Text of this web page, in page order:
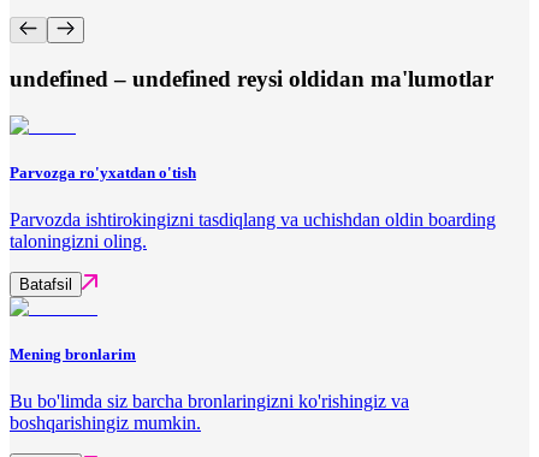
undefined – undefined reysi oldidan ma'lumotlar
Parvozga ro'yxatdan o'tish
Parvozda ishtirokingizni tasdiqlang va uchishdan oldin boarding
taloningizni oling.
Batafsil
Mening bronlarim
Bu bo'limda siz barcha bronlaringizni ko'rishingiz va
boshqarishingiz mumkin.